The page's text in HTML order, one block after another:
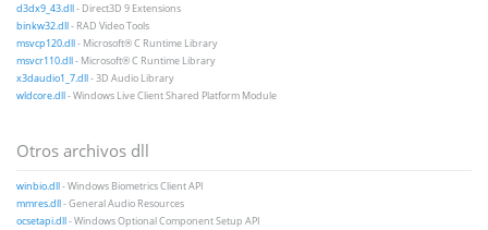
d3dx9_43.dll- Direct3D 9 Extensions
binkw32.dll- RAD Video Tools
msvcp120.dll- Microsoft® C Runtime Library
msvcr110.dll- Microsoft® C Runtime Library
x3daudio1_7.dll- 3D Audio Library
wldcore.dll- Windows Live Client Shared Platform Module
Otros archivos dll
winbio.dll- Windows Biometrics Client API
mmres.dll- General Audio Resources
ocsetapi.dll- Windows Optional Component Setup API